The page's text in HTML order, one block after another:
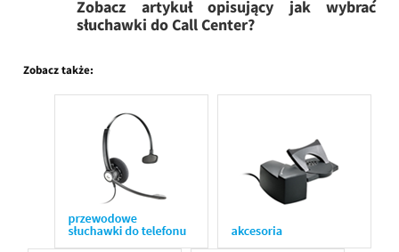
Zobacz artykuł opisujący jak wybrać
słuchawki do Call Center?
Zobacz także: